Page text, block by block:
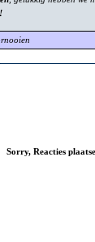
Sorry, Reacties